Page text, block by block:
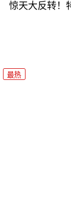
惊天大反转！
最热